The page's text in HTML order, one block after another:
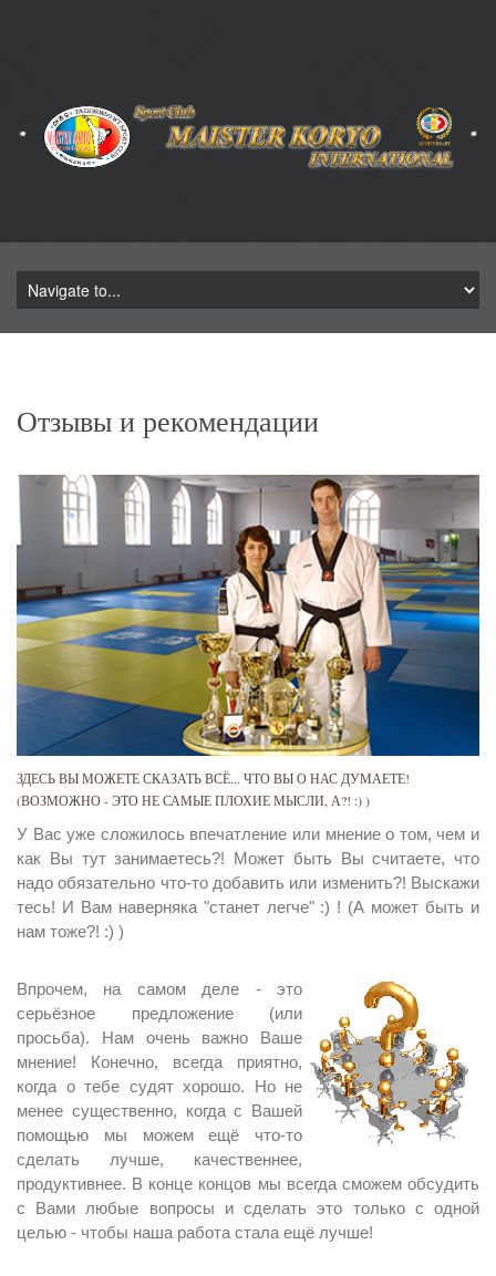
Отзывы и рекомендации
ЗДЕСЬ ВЫ МОЖЕТЕ СКАЗАТЬ ВСЁ... ЧТО ВЫ О НАС ДУМАЕТЕ!
(ВОЗМОЖНО - ЭТО НЕ САМЫЕ ПЛОХИЕ МЫСЛИ, А?! :) )
У Вас уже сложилось впечатление или мнение о том, чем и
как Вы тут занимаетесь?! Может быть Вы считаете, что
надо обязательно что-то добавить или изменить?! Выскажи
тесь! И Вам наверняка "станет легче" :) ! (А может быть и
нам тоже?! :) )
Впрочем, на самом деле - это
серьёзное предложение (или
просьба). Нам очень важно Ваше
мнение! Конечно, всегда приятно,
когда о тебе судят хорошо. Но не
менее существенно, когда с Вашей
помощью мы можем ещё что-то
сделать лучше, качественнее,
продуктивнее. В конце концов мы всегда сможем обсудить
с Вами любые вопросы и сделать это только с одной
целью - чтобы наша работа стала ещё лучше!